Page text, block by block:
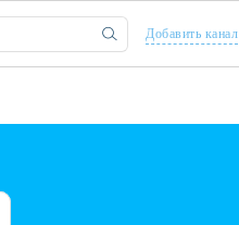
Добавить канал